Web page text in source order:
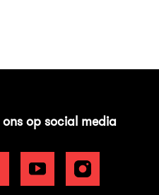
ons op social media